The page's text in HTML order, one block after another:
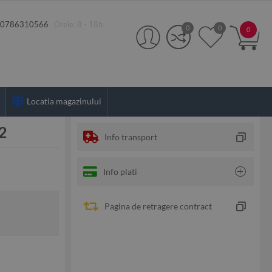
0786310566
0
0 0
Locatia magazinului
Info transport
Info plati
Pagina de retragere contract